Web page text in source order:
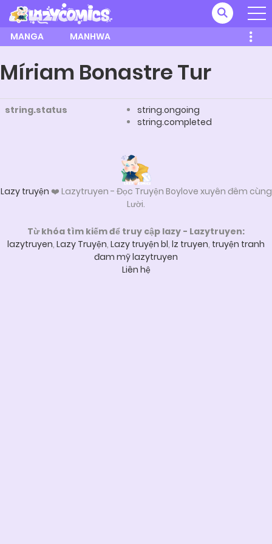
MANGA MANHWA
Míriam Bonastre Tur
string.status
string.ongoing
string.completed
Lazy truyện ❤️ Lazytruyen - Đọc Truyện Boylove xuyên đêm cùng
Lười.
Từ khóa tìm kiếm để truy cập lazy - Lazytruyen:
lazytruyen, Lazy Truyện, Lazy truyện bl, lz truyen, truyện tranh
đam mỹ lazytruyen
Liên hệ